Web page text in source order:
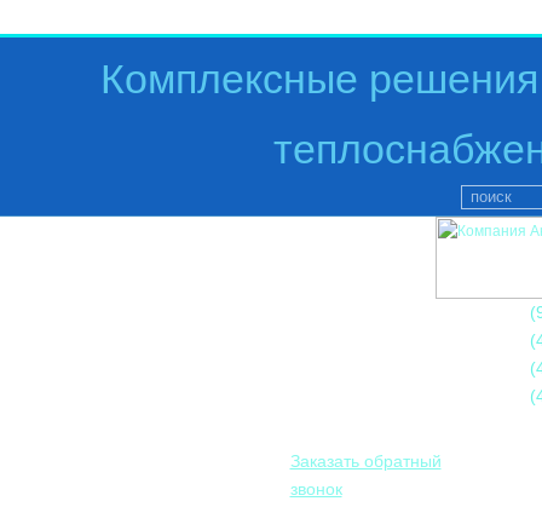
Комплексные
Заказать обратный
звонок